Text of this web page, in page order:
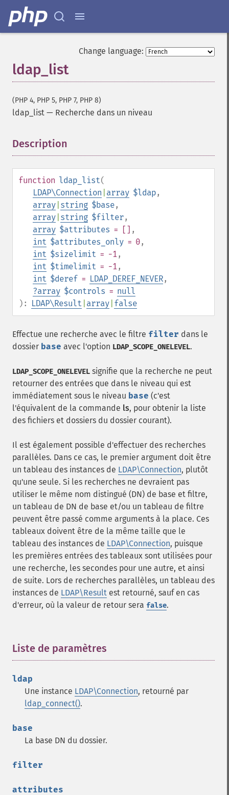
Change language:
ldap_list
(PHP 4, PHP 5, PHP 7, PHP 8)
ldap_list — Recherche dans un niveau
Description
function ldap_list(
LDAP\Connection array $ldap,
array string $base,
array string $filter,
array $attributes = [] ,
int $attributes_only = 0,
int $sizelimit = -1,
int $timelimit = -1,
int $deref = LDAP_DEREF_NEVER,
?array $controls = null
):
LDAP\Result array false
Effectue une recherche avec le filtre filter dans le
dossier base avec l'option LDAP_SCOPE_ONELEVEL.
LDAP_SCOPE_ONELEVEL signifie que la recherche ne peut
retourner des entrées que dans le niveau qui est
immédiatement sous le niveau base (c'est
l'équivalent de la commande ls, pour obtenir la liste
des fichiers et dossiers du dossier courant).
Il est également possible d'effectuer des recherches
parallèles. Dans ce cas, le premier argument doit être
un tableau des instances de LDAP\Connection, plutôt
qu'une seule. Si les recherches ne devraient pas
utiliser le même nom distingué (DN) de base et filtre,
un tableau de DN de base et/ou un tableau de filtre
peuvent être passé comme arguments à la place. Ces
tableaux doivent être de la même taille que le
tableau des instances de LDAP\Connection, puisque
les premières entrées des tableaux sont utilisées pour
une recherche, les secondes pour une autre, et ainsi
de suite. Lors de recherches parallèles, un tableau des
instances de LDAP\Result est retourné, sauf en cas
d'erreur, où la valeur de retour sera false.
Liste de paramètres
ldap
Une instance LDAP\Connection, retourné par
ldap_connect().
base
La base DN du dossier.
filter
attributes